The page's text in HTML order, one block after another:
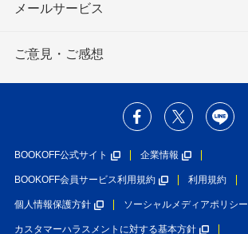
メールサービス
ご意見・ご感想
BOOKOFF公式サイト 企業情報
BOOKOFF会員サービス利用規約 利用規約
個人情報保護方針 ソーシャルメディアポリシー
カスタマーハラスメントに対する基本方針